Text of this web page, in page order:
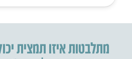
מתלבטות איזו תמצית